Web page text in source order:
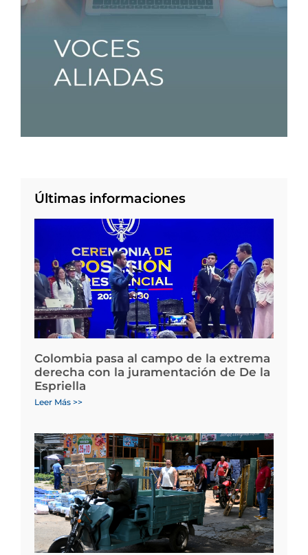
Últimas informaciones
Colombia pasa al campo de la extrema
derecha con la juramentación de De la
Espriella
Leer Más >>